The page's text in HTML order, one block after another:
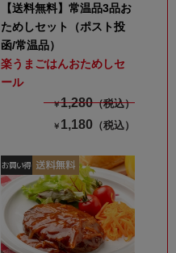
【送料無料】常温品3品お
ためしセット（ポスト投
函/常温品）
楽うまごはんおためしセ
ール
￥1,280（税込）
￥ 1,180 （税込）